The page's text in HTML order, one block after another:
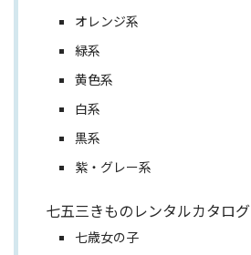
オレンジ系
緑系
黄色系
白系
黒系
紫・グレー系
七五三きものレンタルカタログ
七歳女の子